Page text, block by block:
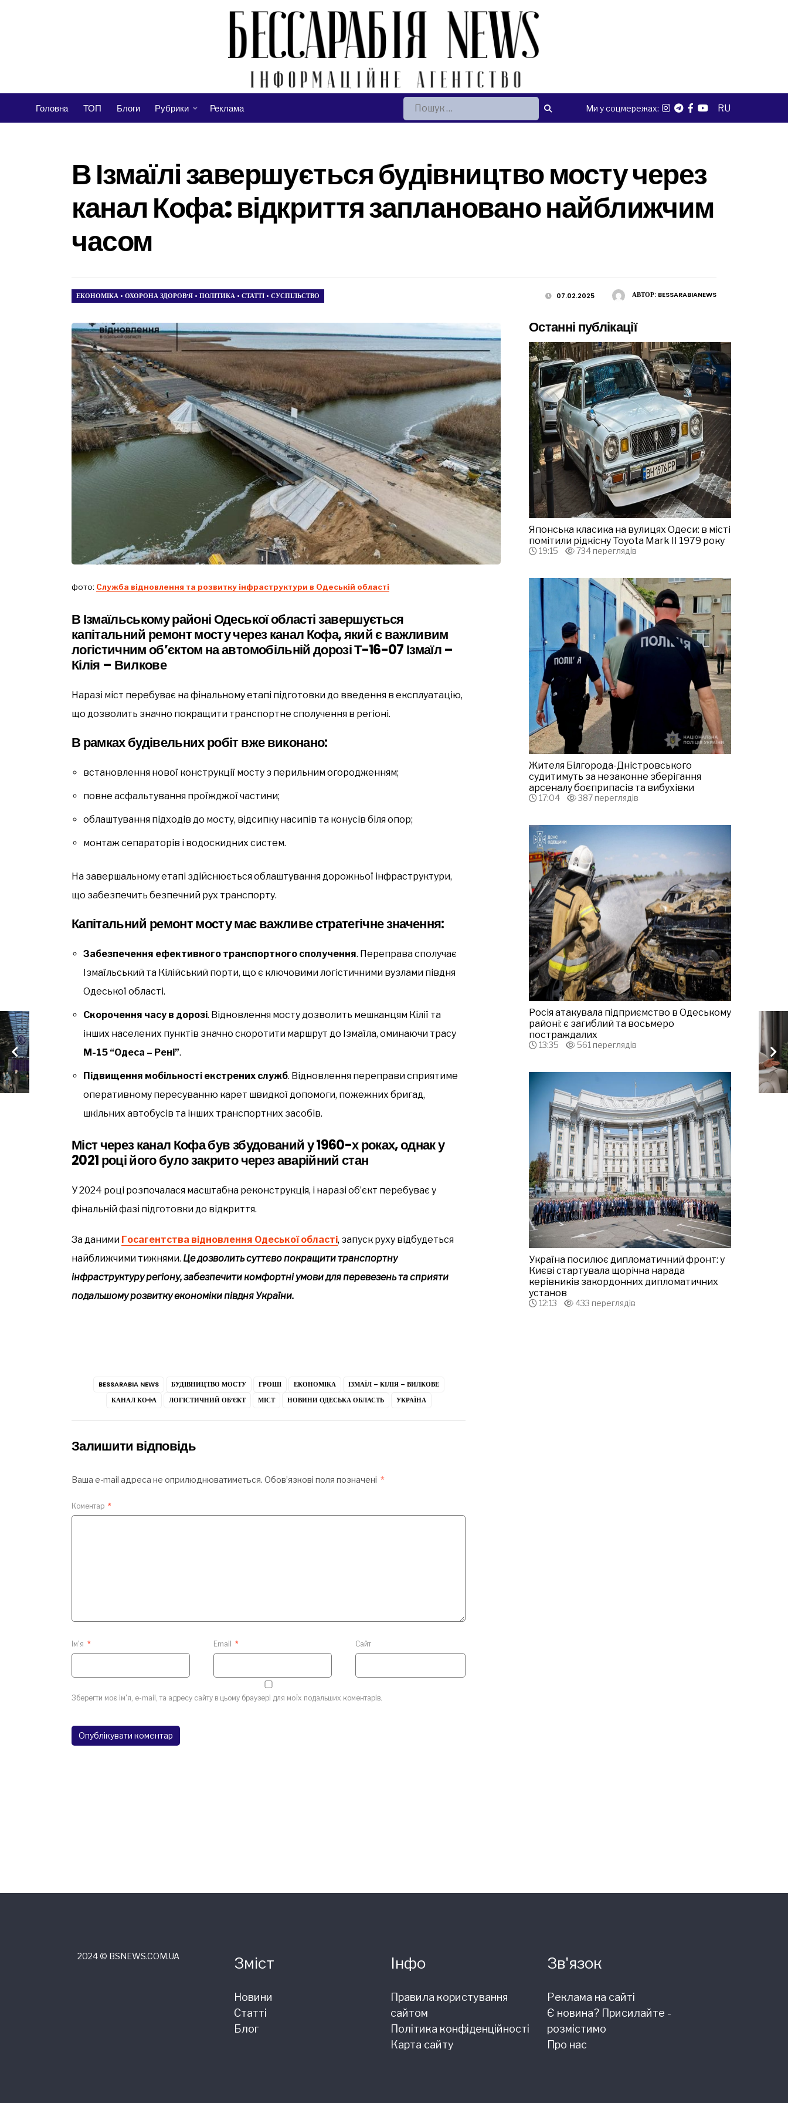
Головна ТОП Блоги Рубрики Реклама Пошук: Ми у соцмережах: RU
В Ізмаїлі завершується будівництво мосту через
канал Кофа: відкриття заплановано найближчим
часом
АВТОР: BESSARABIANEWS
07.02.2025
ЕКОНОМІКА • ОХОРОНА ЗДОРОВ’Я • ПОЛІТИКА • СТАТТІ • СУСПІЛЬСТВО
фото: Служба відновлення та розвитку інфраструктури в Одеській області
В Ізмаїльському районі Одеської області завершується
капітальний ремонт мосту через канал Кофа, який є важливим
логістичним об’єктом на автомобільній дорозі Т-16-07 Ізмаїл –
Кілія – Вилкове
Наразі міст перебуває на фінальному етапі підготовки до введення в експлуатацію,
що дозволить значно покращити транспортне сполучення в регіоні.
В рамках будівельних робіт вже виконано:
встановлення нової конструкції мосту з перильним огородженням;
повне асфальтування проїжджої частини;
облаштування підходів до мосту, відсипку насипів та конусів біля опор;
монтаж сепараторів і водоскидних систем.
На завершальному етапі здійснюється облаштування дорожньої інфраструктури,
що забезпечить безпечний рух транспорту.
Капітальний ремонт мосту має важливе стратегічне значення:
Забезпечення ефективного транспортного сполучення. Переправа сполучає
Ізмаїльський та Кілійський порти, що є ключовими логістичними вузлами півдня
Одеської області.
Скорочення часу в дорозі. Відновлення мосту дозволить мешканцям Кілії та
інших населених пунктів значно скоротити маршрут до Ізмаїла, оминаючи трасу
М-15 “Одеса – Рені”.
Підвищення мобільності екстрених служб. Відновлення переправи сприятиме
оперативному пересуванню карет швидкої допомоги, пожежних бригад,
шкільних автобусів та інших транспортних засобів.
Міст через канал Кофа був збудований у 1960-х роках, однак у
2021 році його було закрито через аварійний стан
У 2024 році розпочалася масштабна реконструкція, і наразі об’єкт перебуває у
фінальній фазі підготовки до відкриття.
За даними Госагентства відновлення Одеської області, запуск руху відбудеться
найближчими тижнями. Це дозволить суттєво покращити транспортну
інфраструктуру регіону, забезпечити комфортні умови для перевезень та сприяти
подальшому розвитку економіки півдня України.
BESSARABIA NEWS БУДІВНИЦТВО МОСТУ ГРОШІ ЕКОНОМІКА
ІЗМАЇЛ – КІЛІЯ – ВИЛКОВЕ
КАНАЛ КОФА
ЛОГІСТИЧНИЙ ОБ’ЄКТ МІСТ НОВИНИ ОДЕСЬКА ОБЛАСТЬ УКРАЇНА
Залишити відповідь
Ваша e-mail адреса не оприлюднюватиметься. Обов’язкові поля позначені *
Коментар *
Ім'я * Email * Сайт
Зберегти моє ім'я, e-mail, та адресу сайту в цьому браузері для моїх подальших коментарів.
Останні публікації
Японська класика на вулицях Одеси: в місті
помітили рідкісну Toyota Mark II 1979 року
19:15 734 переглядів
Жителя Білгорода-Дністровського
судитимуть за незаконне зберігання
арсеналу боєприпасів та вибухівки
17:04 387 переглядів
Росія атакувала підприємство в Одеському
районі: є загиблий та восьмеро
постраждалих
13:35 561 переглядів
Україна посилює дипломатичний фронт: у
Києві стартувала щорічна нарада
керівників закордонних дипломатичних
установ
12:13 433 переглядів
2024 © ВSNEWS.COM.UA Зміст
Новини
Статті
Блог
Інфо
Правила користування
сайтом
Політика конфіденційності
Карта сайту
Зв'язок
Реклама на сайті
Є новина? Присилайте -
розмістимо
Про нас